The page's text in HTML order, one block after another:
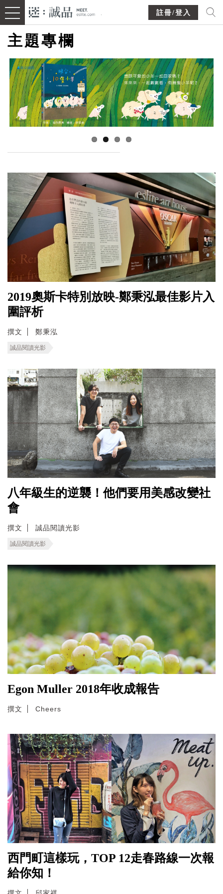
註冊/登入
主題專欄
2019奧斯卡特別放映-鄭秉泓最佳影片入
圍評析
撰文 鄭秉泓
誠品閱讀光影
八年級生的逆襲！他們要用美感改變社
會
撰文 誠品閱讀光影
誠品閱讀光影
Egon Muller 2018年收成報告
撰文 Cheers
西門町這樣玩，TOP 12走春路線一次報
給你知！